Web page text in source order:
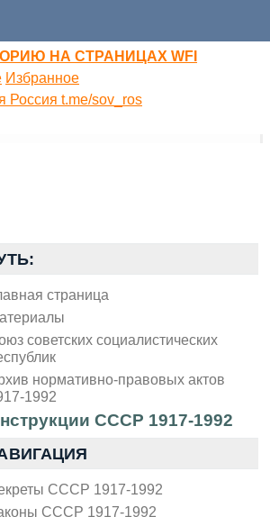
НА СТРАНИЦАХ WFI
Избранное
Россия t.me/sov_ros
страница
советских социалистических
нормативно-правовых актов
1992
СССР 1917-1992
СССР 1917-1992
СССР 1917-1992